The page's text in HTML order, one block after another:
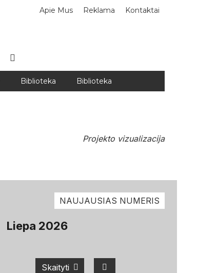
Apie Mus Reklama Kontaktai
Biblioteka Biblioteka
Projekto vizualizacija
NAUJAUSIAS NUMERIS
Liepa 2026
Skaityti